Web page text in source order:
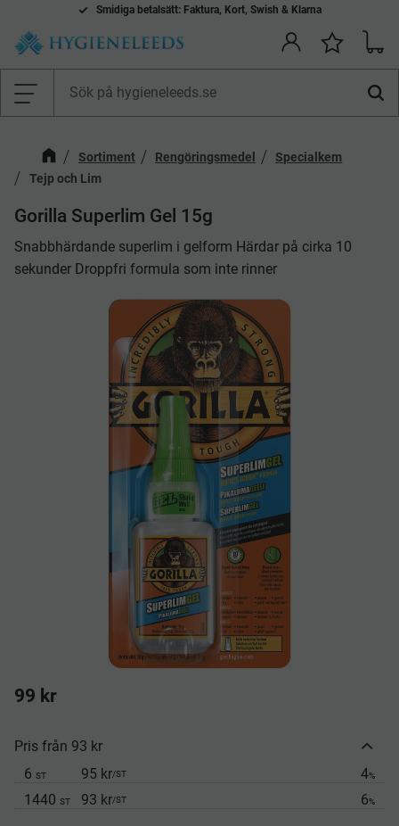
Meny
Smidiga betalsätt: Faktura, Kort, Swish & Klarna
Sortiment Rengöringsmedel
Specialkem
Tejp och Lim
Gorilla Superlim Gel 15g
Snabbhärdande superlim i gelform Härdar på cirka 10
sekunder Droppfri formula som inte rinner
99 kr
Pris från 93 kr
6 ST 95 kr/ST 4%
1440 ST 93 kr/ST 6%